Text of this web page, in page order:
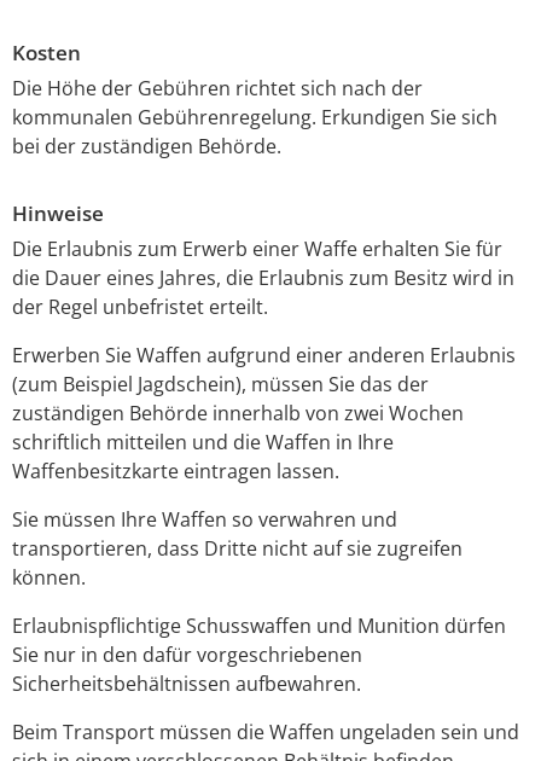
Kosten
Die Höhe der Gebühren richtet sich nach der
kommunalen Gebührenregelung. Erkundigen Sie sich
bei der zuständigen Behörde.
Hinweise
Die Erlaubnis zum Erwerb einer Waffe erhalten Sie für
die Dauer eines Jahres, die Erlaubnis zum Besitz wird in
der Regel unbefristet erteilt.
Erwerben Sie Waffen aufgrund einer anderen Erlaubnis
(zum Beispiel Jagdschein), müssen Sie das der
zuständigen Behörde innerhalb von zwei Wochen
schriftlich mitteilen und die Waffen in Ihre
Waffenbesitzkarte eintragen lassen.
Sie müssen Ihre Waffen so verwahren und
transportieren, dass Dritte nicht auf sie zugreifen
können.
Erlaubnispflichtige Schusswaffen und Munition dürfen
Sie nur in den dafür vorgeschriebenen
Sicherheitsbehältnissen aufbewahren.
Beim Transport müssen die Waffen ungeladen sein und